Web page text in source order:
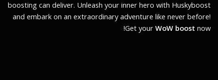
boosting can deliver. Unleash your inner hero with Huskyboost
and embark on an extraordinary adventure like never before!
Get your WoW boost now!